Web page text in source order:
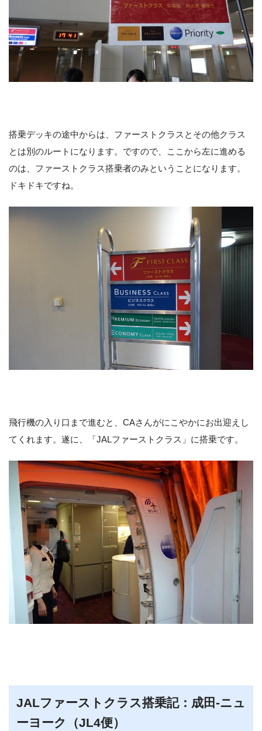
搭乗デッキの途中からは、ファーストクラスとその他クラス
とは別のルートになります。ですので、ここから左に進める
のは、ファーストクラス搭乗者のみということになります。
ドキドキですね。
飛行機の入り口まで進むと、CAさんがにこやかにお出迎えし
てくれます。遂に、「JALファーストクラス」に搭乗です。
JALファーストクラス搭乗記：成田-ニュ
ーヨーク（JL4便）